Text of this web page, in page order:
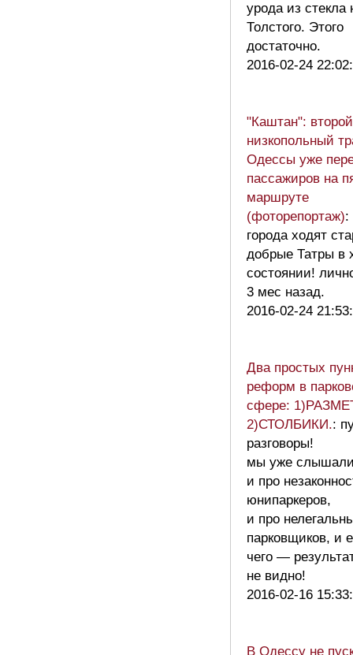
урода из стекла
Толстого. Этого
достаточно.
2016-02-24
"Каштан": второй
низкопольный
Одессы уже
пассажиров на
маршруте
(фоторепортаж):
города ходят
добрые Татры в
состоянии!
3 мес назад.
2016-02-24
Два простых
реформ в
сфере:
2)СТОЛБИКИ.:
разговоры!
мы уже
и про
юнипаркеров,
и про
парковщиков, и
чего —
не видно!
2016-02-16
В Одессу не